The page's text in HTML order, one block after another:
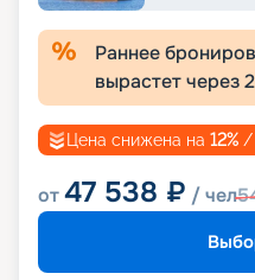
Раннее
вырастет через
Цена снижена на 12% /
от47 538 ₽ / чел